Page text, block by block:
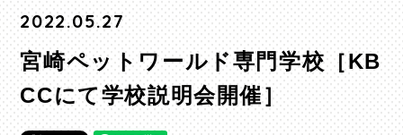
2022.05.27
宮崎ペットワールド専門学校［KB
CCにて学校説明会開催］